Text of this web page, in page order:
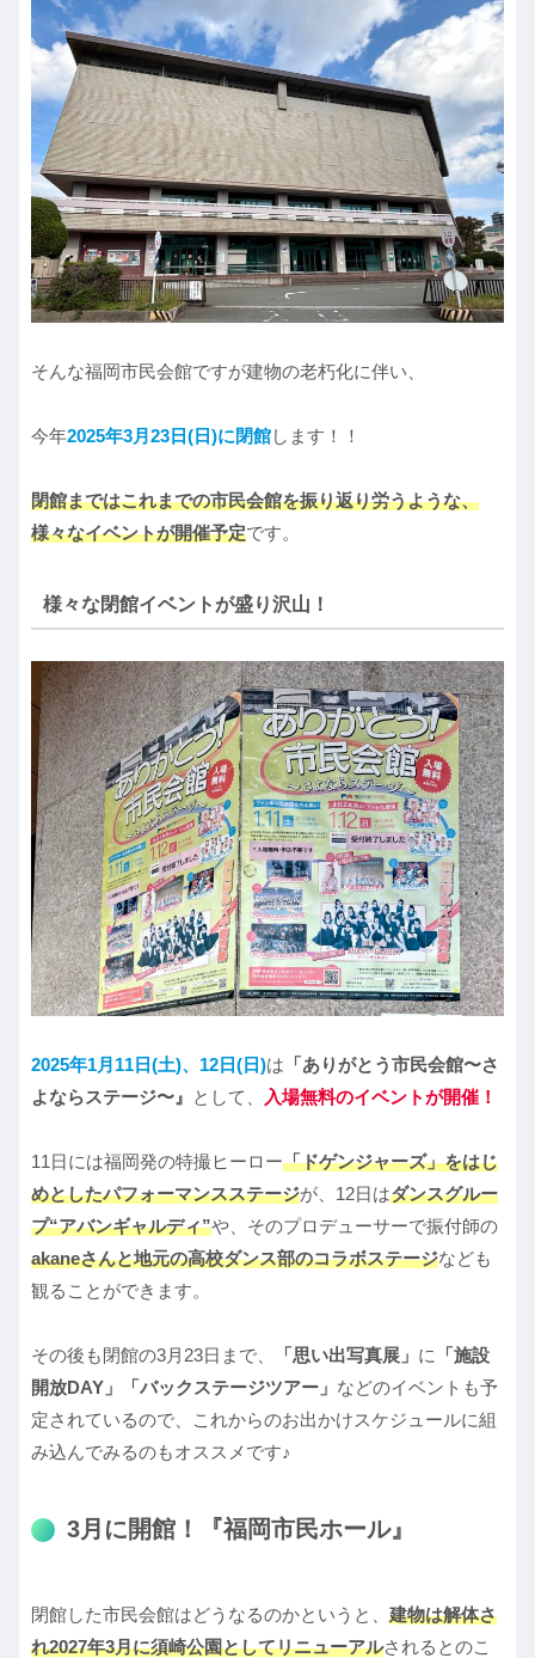
そんな福岡市民会館ですが建物の老朽化に伴い、
今年2025年3月23日(日)に閉館します！！
閉館まではこれまでの市民会館を振り返り労うような、
様々なイベントが開催予定です。
様々な閉館イベントが盛り沢山！
2025年1月11日(土)、12日(日)は 「ありがとう市民会館〜さ
よならステージ〜』 として、 入場無料のイベントが開催！
11日には福岡発の特撮ヒーロー「ドゲンジャーズ」をはじ
めとしたパフォーマンスステージが、12日はダンスグルー
プ“アバンギャルディ”や、そのプロデューサーで振付師の
akaneさんと地元の高校ダンス部のコラボステージなども
観ることができます。
その後も閉館の3月23日まで、 「思い出写真展」 に
「施設
開放DAY」「バックステージツアー」 などのイベントも予
定されているので、これからのお出かけスケジュールに組
み込んでみるのもオススメです♪
3月に開館！『福岡市民ホール』
閉館した市民会館はどうなるのかというと、 建物は解体さ
れ2027年3月に須崎公園としてリニューアルされるとのこ